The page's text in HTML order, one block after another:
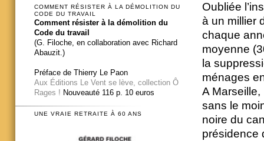
Oubliée
à un millier
chaque
moyenne
la
ménages
A
sans le
noire du
présidence
COMMENT RÉSISTER À LA DÉMOLITION DU
CODE DU TRAVAIL
Comment résister à la démolition du
Code du travail
(G. Filoche, en collaboration avec Richard
Abauzit.)
Préface de Thierry Le Paon
Aux Éditions Le Vent se lève, collection Ô
Rages ! Nouveauté 116 p. 10 euros
UNE VRAIE RETRAITE À 60 ANS